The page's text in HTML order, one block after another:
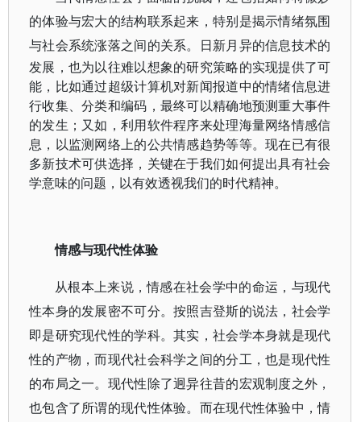
的体验与宏大的结构联系起来，特别是揭示情绪氛围
与社会系统涨落之间的关系。日新月异的信息技术的
发展，也为以往难以想象的研究策略的实现提供了可
能，比如通过超级计算机对新闻报道中的情绪信息进
行收集、分类和编码，最终可以精确地预测重大事件
的发生；又如，利用软件程序来处理海量网络情感信
息，以监测网络上的公共情感趋势等等。现在已有很
多新技术可供选择，关键在于我们如何提出具有社会
学意味的问题，以有效透视我们的时代精神。
情感与现代性体验
从根本上来说，情感在社会学中的命运，与现代
性本身的发展密不可分。按照吉登斯的说法，社会学
即是研究现代性的学科。其实，社会学本身就是现代
性的产物，而现代社会科学之间的分工，也是现代性
的布局之一。现代性除了迥异往昔的宏观制度之外，
也包含了所谓的现代性体验。而在现代性体验中，情